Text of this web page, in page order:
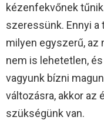
kézenfekvőnek
szeressünk. Ennyi a
milyen egyszerű, az
nem is lehetetlen,
vagyunk bízni
változásra, akkor az
szükségünk van.